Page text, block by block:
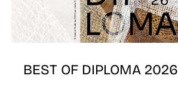
BEST OF DIPLOMA 2026